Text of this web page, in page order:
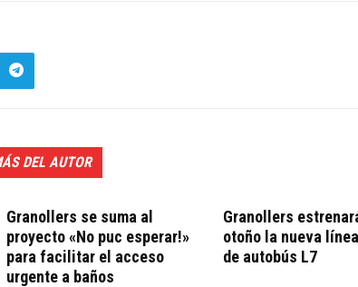
DEL AUTOR
Granollers se suma al
proyecto «No puc esperar!»
para facilitar el acceso
urgente a baños
Granollers
otoño la nueva
de autobús L7